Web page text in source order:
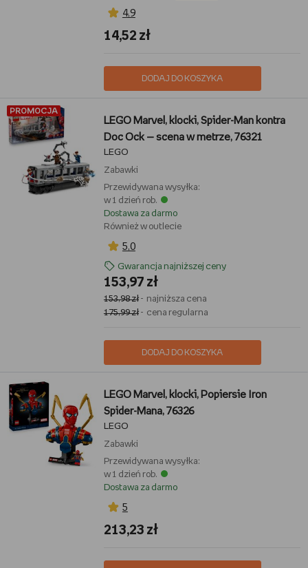
4,9
14,52 zł
DODAJ DO KOSZYKA
PROMOCJA
LEGO Marvel, klocki, Spider-Man kontra
Doc Ock — scena w metrze, 76321
LEGO
Zabawki
Przewidywana wysyłka:
w 1 dzień rob.
Dostawa za darmo
Również w outlecie
5,0
Gwarancja najniższej ceny
153,97 zł
153,98 zł- najniższa cena
175,99 zł- cena regularna
DODAJ DO KOSZYKA
LEGO Marvel, klocki, Popiersie Iron
Spider-Mana, 76326
LEGO
Zabawki
Przewidywana wysyłka:
w 1 dzień rob.
Dostawa za darmo
5
213,23 zł